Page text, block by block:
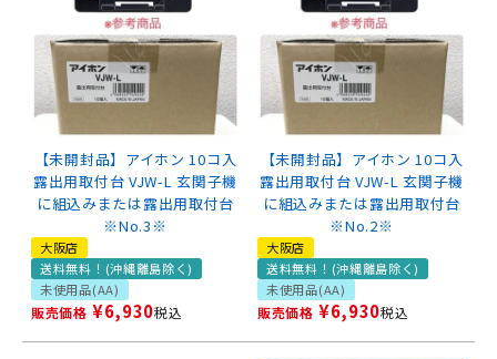
【未開封品】アイホン 10コ入
露出用取付台 VJW-L 玄関子機
に組込みまたは露出用取付台
※No.3※
大阪店
送料無料！(沖縄離島除く)
未使用品(AA)
販売価格 ¥6,930税込
【未開封品】アイホン 10コ入
露出用取付台 VJW-L 玄関子機
に組込みまたは露出用取付台
※No.2※
大阪店
送料無料！(沖縄離島除く)
未使用品(AA)
販売価格 ¥6,930税込